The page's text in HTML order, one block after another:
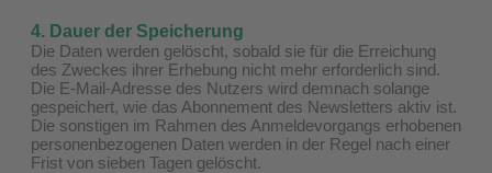
4. Dauer der Speicherung
Die Daten werden gelöscht, sobald sie für die Erreichung
des Zweckes ihrer Erhebung nicht mehr erforderlich sind.
Die E-Mail-Adresse des Nutzers wird demnach solange
gespeichert, wie das Abonnement des Newsletters aktiv ist.
Die sonstigen im Rahmen des Anmeldevorgangs erhobenen
personenbezogenen Daten werden in der Regel nach einer
Frist von sieben Tagen gelöscht.